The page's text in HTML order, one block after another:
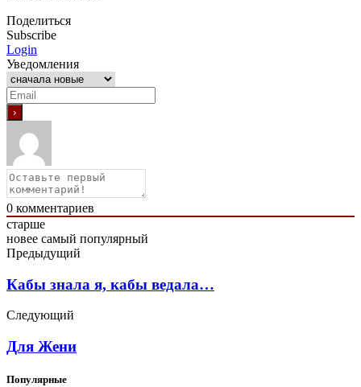
Поделиться
Subscribe
Login
Уведомления
0 комментариев
старше
новее самый популярный
Предыдущий
Кабы знала я, кабы ведала…
Следующий
Для Жени
Популярные